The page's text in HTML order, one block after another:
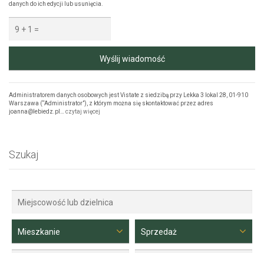
danych do ich edycji lub usunięcia.
Wyślij wiadomość
Administratorem danych osobowych jest Vistate z siedzibą przy Lekka 3 lokal 28, 01-910
Warszawa (“Administrator”), z którym można się skontaktować przez adres
joanna@lebiedz.pl… czytaj więcej
Szukaj
Mieszkanie Sprzedaż